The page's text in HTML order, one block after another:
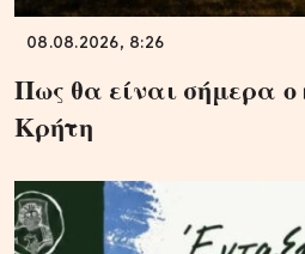
08.08.2026, 8:26
Πως θα είναι σήμερα ο
Κρήτη